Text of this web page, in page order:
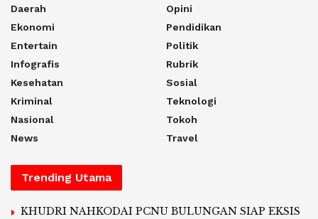
Daerah
Ekonomi
Entertain
Infografis
Kesehatan
Kriminal
Nasional
News
Opini
Pendidikan
Politik
Rubrik
Sosial
Teknologi
Tokoh
Travel
Trending Utama
KHUDRI NAHKODAI PCNU BULUNGAN SIAP EKSIS